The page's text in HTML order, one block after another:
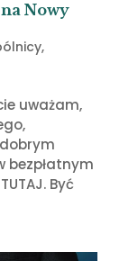
Nowy
,
uważam,
bezpłatnym
Być